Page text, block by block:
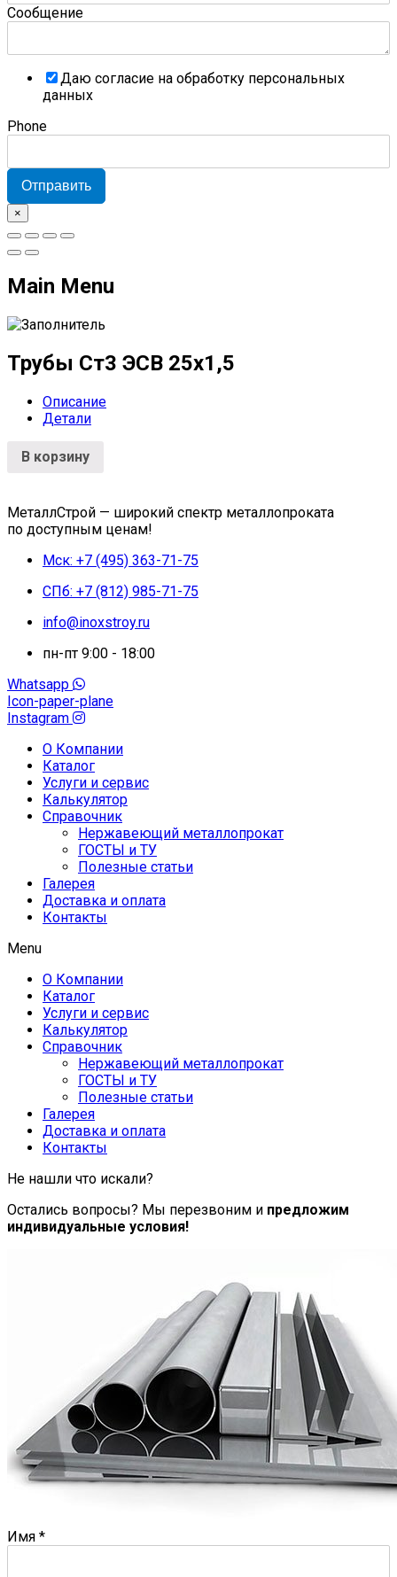
Сообщение
Даю согласие на обработку персональных
данных
Phone
Отправить
×
Main Menu
Трубы Ст3 ЭСВ 25х1,5
Описание
Детали
В корзину
МеталлСтрой — широкий спектр металлопроката
по доступным ценам!
Мск: +7 (495) 363-71-75
СПб: +7 (812) 985-71-75
info@inoxstroy.ru
пн-пт 9:00 - 18:00
Whatsapp
Icon-paper-plane
Instagram
О Компании
Каталог
Услуги и сервис
Калькулятор
Справочник
Нержавеющий металлопрокат
ГОСТЫ и ТУ
Полезные статьи
Галерея
Доставка и оплата
Контакты
Menu
О Компании
Каталог
Услуги и сервис
Калькулятор
Справочник
Нержавеющий металлопрокат
ГОСТЫ и ТУ
Полезные статьи
Галерея
Доставка и оплата
Контакты
Не нашли что искали?
Остались вопросы? Мы перезвоним и предложим
индивидуальные условия!
Имя *